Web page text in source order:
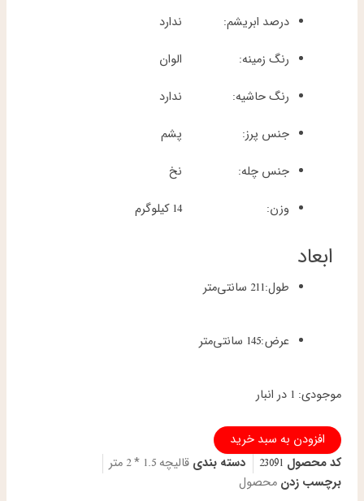
درصد ابریشم:
ندارد
رنگ زمینه:
الوان
رنگ حاشیه:
ندارد
جنس پرز:
پشم
جنس چله:
نخ
وزن:
14 کیلوگرم
ابعاد
طول:211 سانتی‌متر
عرض:145 سانتی‌متر
موجودی: 1 در انبار
قالیچه
قشقایی
طرح
جدید
کوبیسم
افزودن به سبد خرید
کد محصول 23091 دسته بندی قالیچه 1.5 * 2 متر
برچسب زدن محصول